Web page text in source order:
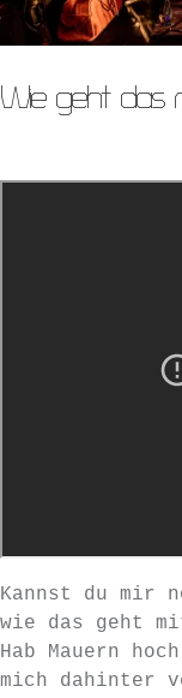
Wie geht das
Kannst du mir
wie das geht
Hab Mauern
mich dahinter